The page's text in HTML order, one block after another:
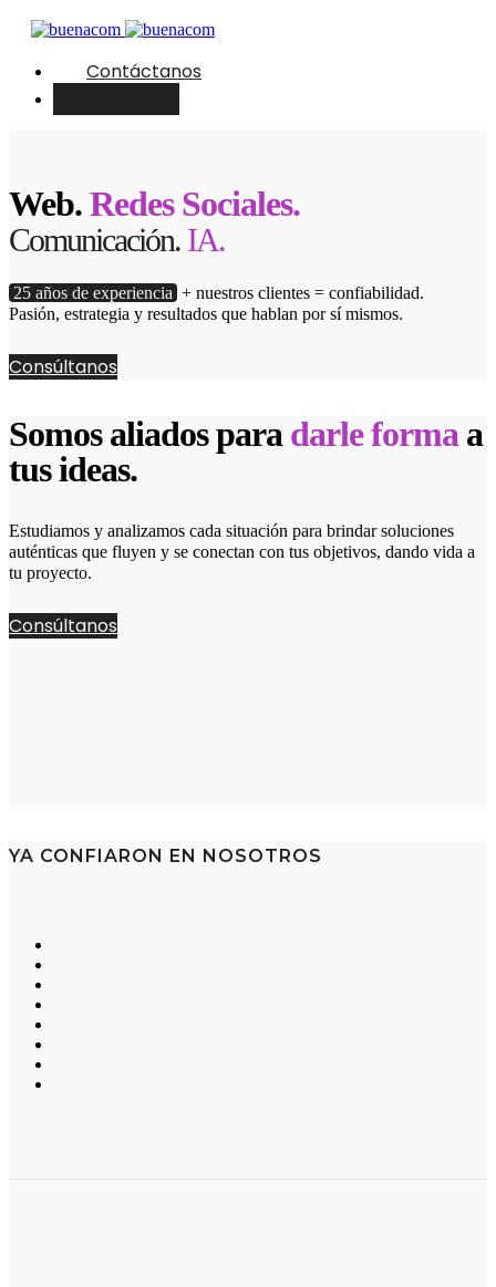
Contáctanos
Web.Redes Sociales.
Comunicación. IA.
25 años de experiencia + nuestros clientes = confiabilidad.
Pasión, estrategia y resultados que hablan por sí mismos.
Consúltanos
Somos aliados para darle forma a
tus ideas.
Estudiamos y analizamos cada situación para brindar soluciones
auténticas que fluyen y se conectan con tus objetivos, dando vida a
tu proyecto.
Consúltanos
YA CONFIARON EN NOSOTROS